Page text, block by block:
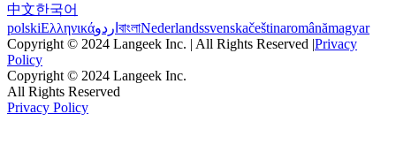
中文한국어
polskiΕλληνικάاردو বাংলাNederlandssvenskačeštinaromânămagyar
Copyright © 2024 Langeek Inc. | All Rights Reserved |Privacy
Policy
Copyright © 2024 Langeek Inc.
All Rights Reserved
Privacy Policy